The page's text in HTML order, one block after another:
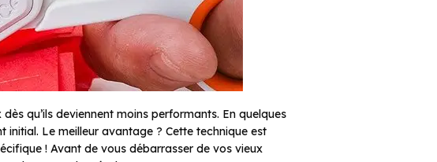
qu’ils deviennent moins performants. En quelques
initial. Le meilleur avantage ? Cette technique est
! Avant de vous débarrasser de vos vieux